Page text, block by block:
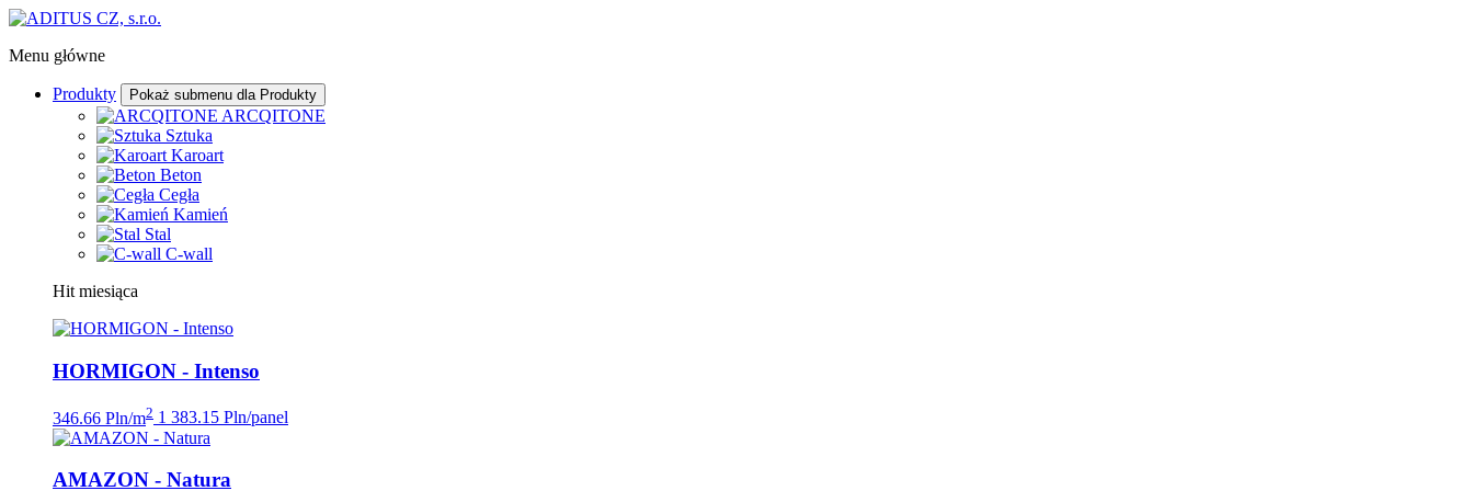
Menu główne
Produkty Pokaż submenu dla Produkty
ARCQITONE
Sztuka
Karoart
Beton
Cegła
Kamień
Stal
C-wall
Hit miesiąca
HORMIGON - Intenso
346.66 Pln/m2 1 383.15 Pln/panel
AMAZON - Natura